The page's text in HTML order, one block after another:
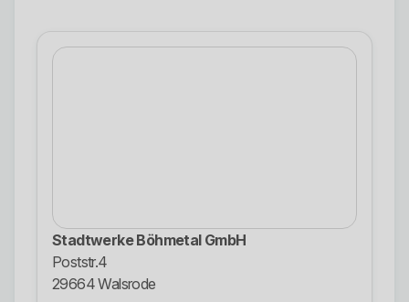
Stadtwerke Böhmetal GmbH
Poststr.4
29664 Walsrode